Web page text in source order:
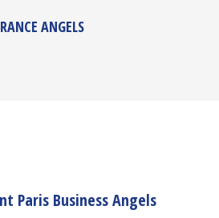
ANGELS
Paris Business Angels